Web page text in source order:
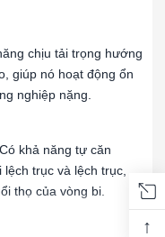
chịu tải trọng hướng
giúp nó hoạt động ổn
nghiệp nặng.
khả năng tự căn
trục và lệch trục,
thọ của vòng bi.
↑